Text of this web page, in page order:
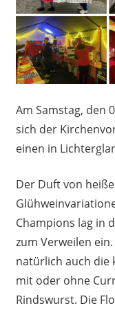
Am Samstag, den
sich der
einen in
Der Duft von
Champions lag in
zum Verweilen
natürlich auch die
mit oder ohne
Rindswurst. Die